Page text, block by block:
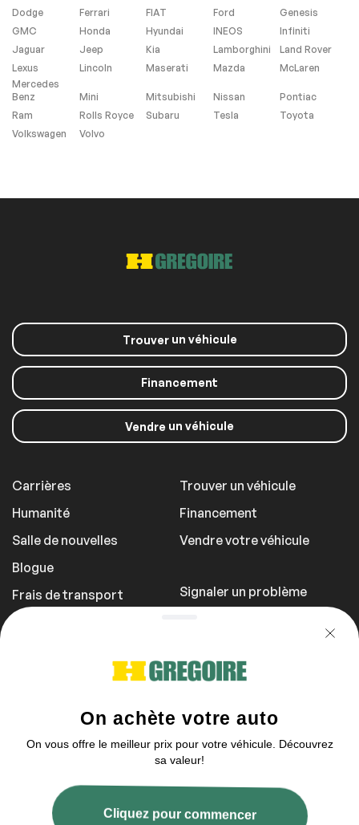
Volant ajustable
Volant en cuir
Sécurité
Antipatinage
Freins ABS
Phares anti-
brouillard
Sièges Chauffants
Système de
navigation SD non
Panneaux de toit
Support à bagages Toit ouvrant
Télécommande
de Garage
Dodge
Ferrari FIAT Ford
Genesis
GMC
Honda Hyundai INEOS
Infiniti
Jaguar
Jeep Kia Lamborghini
Land Rover
Lexus
Lincoln Maserati Mazda
McLaren
Mercedes
Benz
Mini Mitsubishi Nissan
Pontiac
Ram
Rolls Royce Subaru Tesla
Toyota
Volkswagen
Volvo
Trouverun véhicule
Financement
Vendre un véhicule
Carrières
Humanité
Salle de nouvelles
Blogue
Frais de transport
Trouver un véhicule
Financement
Vendre votre véhicule
Signaler un problème
Vous pouvez nous contacter entre 9h et
2003–2026 © HGrégoire, tous droits réservés.